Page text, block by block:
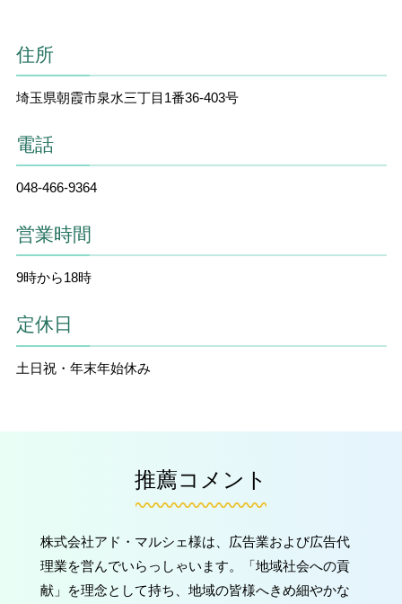
住所
埼玉県朝霞市泉水三丁目1番36-403号
電話
048-466-9364
営業時間
9時から18時
定休日
土日祝・年末年始休み
推薦コメント
株式会社アド・マルシェ様は、広告業および広告代
理業を営んでいらっしゃいます。「地域社会への貢
献」を理念として持ち、地域の皆様へきめ細やかな